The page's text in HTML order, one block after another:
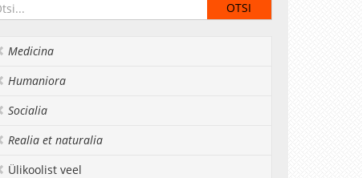
Medicina
Humaniora
Socialia
Realia et naturalia
Ülikoolist veel